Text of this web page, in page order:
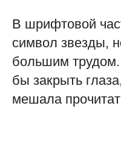
В шрифтовой
символ звезды,
большим
бы закрыть
мешала